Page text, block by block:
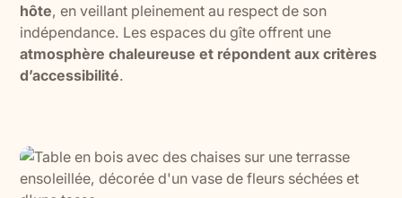
hôte, en veillant pleinement au respect de son
indépendance. Les espaces du gîte offrent une
atmosphère chaleureuse et répondent aux critères
d’accessibilité.